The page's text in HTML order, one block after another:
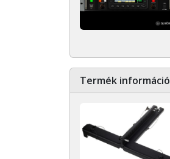
Termék információ